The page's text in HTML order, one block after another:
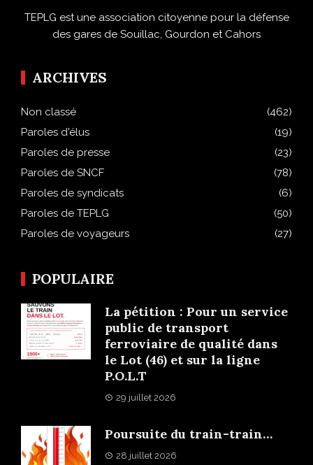
TEPLG est une association citoyenne pour la défense
des gares de Souillac, Gourdon et Cahors
ARCHIVES
Non classé
(462)
Paroles d'élus
(19)
Paroles de presse
(23)
Paroles de SNCF
(78)
Paroles de syndicats
(6)
Paroles de TEPLG
(50)
Paroles de voyageurs
(27)
POPULAIRE
La pétition : Pour un service
public de transport
ferroviaire de qualité dans
le Lot (46) et sur la ligne
P.O.L.T
29 juillet 2026
Poursuite du train-train…
28 juillet 2026